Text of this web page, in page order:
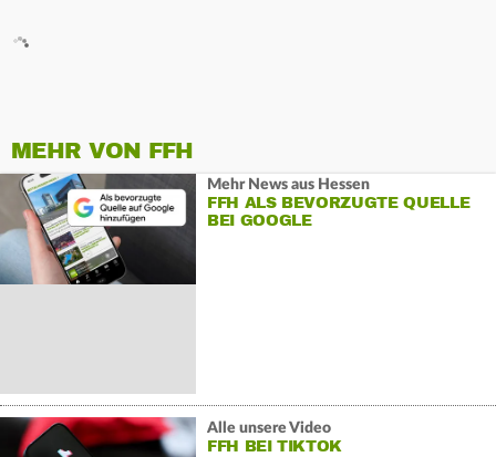
MEHR VON FFH
Mehr News aus Hessen
FFH ALS BEVORZUGTE QUELLE
BEI GOOGLE
Alle unsere Video
FFH BEI TIKTOK